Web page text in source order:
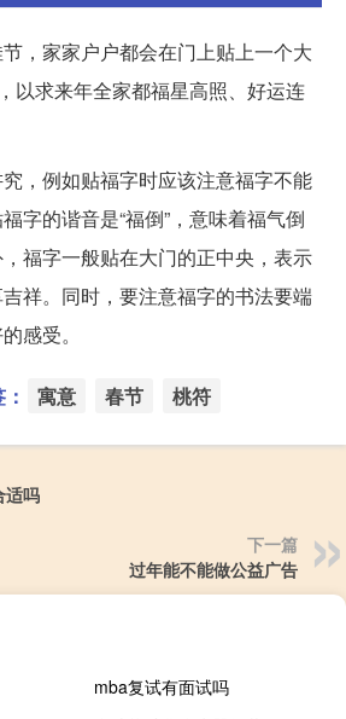
，家家户户都会在门上贴上一个大
以求来年全家都福星高照、好运连
，例如贴福字时应该注意福字不能
字的谐音是“福倒”，意味着福气倒
福字一般贴在大门的正中央，表示
祥。同时，要注意福字的书法要端
感受。
寓意 春节 桃符
适吗
下一篇
过年能不能做公益广告
mba复试有面试吗